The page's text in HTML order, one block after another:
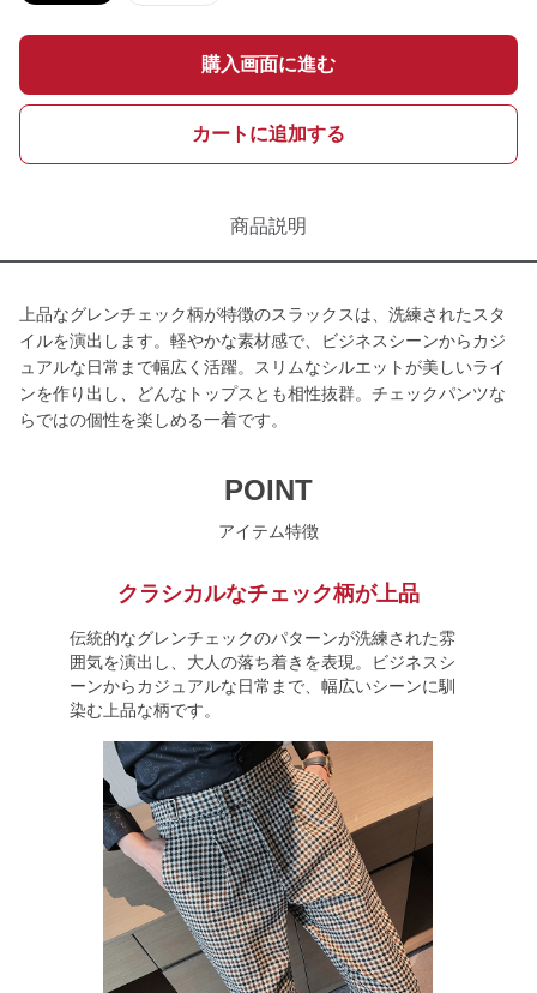
購入画面に進む
カートに追加する
商品説明
上品なグレンチェック柄が特徴のスラックスは、洗練されたスタ
イルを演出します。軽やかな素材感で、ビジネスシーンからカジ
ュアルな日常まで幅広く活躍。スリムなシルエットが美しいライ
ンを作り出し、どんなトップスとも相性抜群。チェックパンツな
らではの個性を楽しめる一着です。
POINT
アイテム特徴
クラシカルなチェック柄が上品
伝統的なグレンチェックのパターンが洗練された雰
囲気を演出し、大人の落ち着きを表現。ビジネスシ
ーンからカジュアルな日常まで、幅広いシーンに馴
染む上品な柄です。